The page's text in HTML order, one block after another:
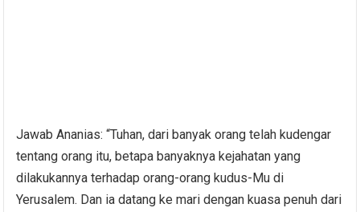
Jawab Ananias: “Tuhan, dari banyak orang telah kudengar
tentang orang itu, betapa banyaknya kejahatan yang
dilakukannya terhadap orang-orang kudus-Mu di
Yerusalem. Dan ia datang ke mari dengan kuasa penuh dari